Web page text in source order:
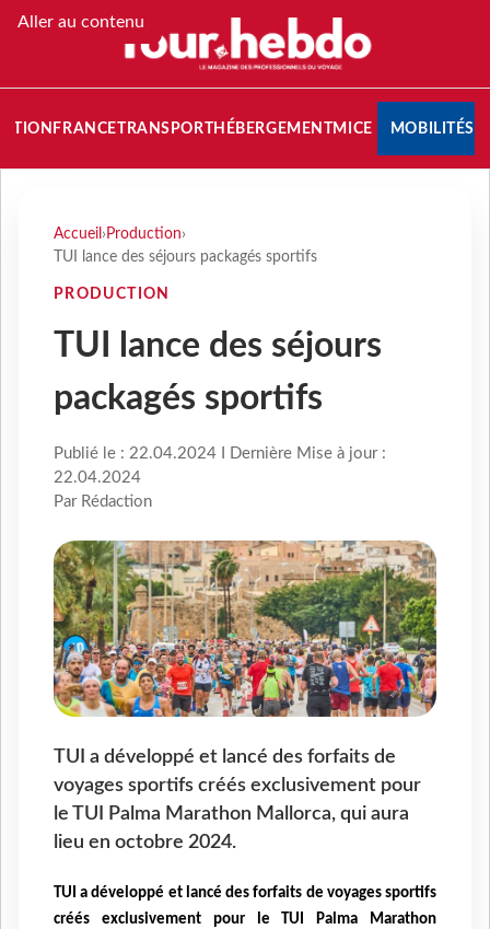
Aller au contenu
FRANCETRANSPORT HÉBERGEMENTMICE MOBILITÉS
Accueil › Production›
TUI lance des séjours packagés sportifs
PRODUCTION
TUI lance des séjours
packagés sportifs
Publié le : 22.04.2024 I Dernière Mise à jour :
22.04.2024
Par Rédaction
TUI a développé et lancé des forfaits de
voyages sportifs créés exclusivement pour
le TUI Palma Marathon Mallorca, qui aura
lieu en octobre 2024.
TUI a développé et lancé des forfaits de voyages sportifs
créés exclusivement pour le TUI Palma
Marathon